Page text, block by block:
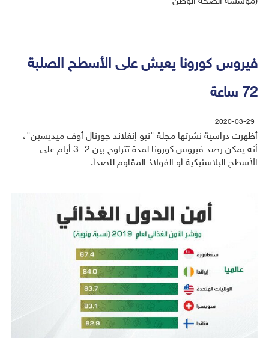
فيروس كورونا يعيش على الأسطح الصلبة
72 ساعة
2020-03-29
أظهرت دراسية نشرتها مجلة "نيو إنغلاند جورنال أوف ميديسين"،
أنه يمكن رصد فيروس كورونا لمدة تتراوح بين 2 ـ 3 أيام على
الأسطح البلاستيكية أو الفولاذ المقاوم للصدأ.